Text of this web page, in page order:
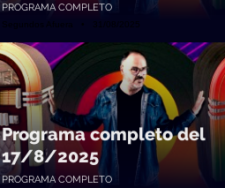
PROGRAMA COMPLETO
Segundos Afuera • 31/08/2025
Programa completo del
17/8/2025
PROGRAMA COMPLETO